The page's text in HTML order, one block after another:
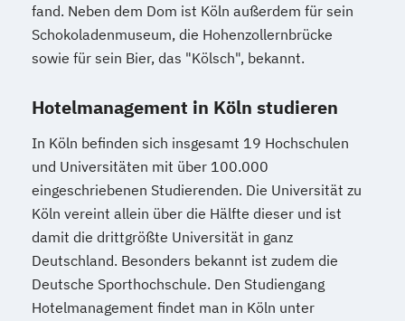
fand. Neben dem Dom ist Köln außerdem für sein
Schokoladenmuseum, die Hohenzollernbrücke
sowie für sein Bier, das "Kölsch", bekannt.
Hotelmanagement in Köln studieren
In Köln befinden sich insgesamt 19 Hochschulen
und Universitäten mit über 100.000
eingeschriebenen Studierenden. Die Universität zu
Köln vereint allein über die Hälfte dieser und ist
damit die drittgrößte Universität in ganz
Deutschland. Besonders bekannt ist zudem die
Deutsche Sporthochschule. Den Studiengang
Hotelmanagement findet man in Köln unter